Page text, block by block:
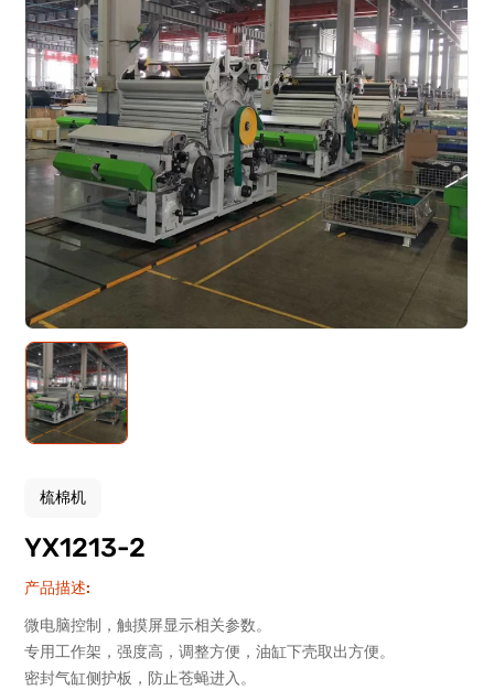
梳棉机
YX1213-2
产品描述:
微电脑控制，触摸屏显示相关参数。
专用工作架，强度高，调整方便，油缸下壳取出方便。
密封气缸侧护板，防止苍蝇进入。